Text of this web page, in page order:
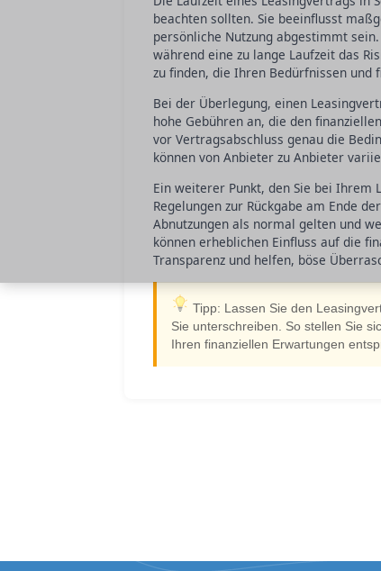
beachten sollten. Sie beeinflusst
persönliche Nutzung abgestimmt
während eine zu lange Laufzeit das
zu finden, die Ihren Bedürfnissen
Bei der Überlegung, einen
hohe Gebühren an, die den
vor Vertragsabschluss genau die
können von Anbieter zu Anbieter
Ein weiterer Punkt, den Sie bei Ihrem
Regelungen zur Rückgabe am Ende
Abnutzungen als normal gelten und
können erheblichen Einfluss auf die
Transparenz und helfen, böse
Tipp: Lassen Sie den
Sie unterschreiben. So stellen Sie
Ihren finanziellen Erwartungen